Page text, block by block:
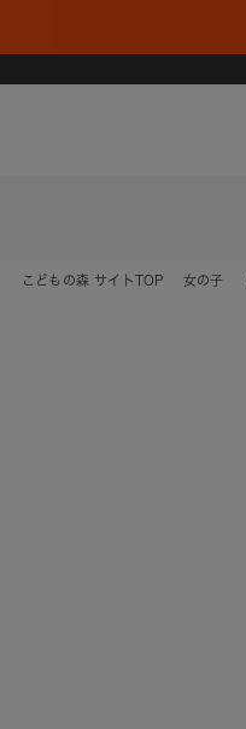
こどもの森 サイトTOP 女の子